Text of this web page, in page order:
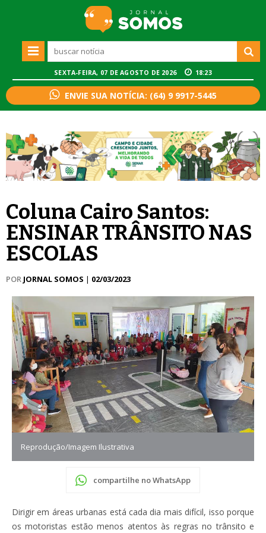
SEXTA-FEIRA, 07 DE AGOSTO DE 2026 18:23
ENVIE SUA NOTÍCIA: (64) 9 9917-5445
Coluna Cairo Santos:
ENSINAR TRÂNSITO NAS
ESCOLAS
POR JORNAL SOMOS | 02/03/2023
Reprodução/Imagem Ilustrativa
compartilhe no WhatsApp
Dirigir em áreas urbanas está cada dia mais difícil, isso porque
os motoristas estão menos atentos às regras no trânsito e